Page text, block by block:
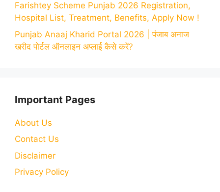
Farishtey Scheme Punjab 2026 Registration,
Hospital List, Treatment, Benefits, Apply Now !
Punjab Anaaj Kharid Portal 2026 | पंजाब अनाज
खरीद पोर्टल ऑनलाइन अप्लाई कैसे करें?
Important Pages
About Us
Contact Us
Disclaimer
Privacy Policy